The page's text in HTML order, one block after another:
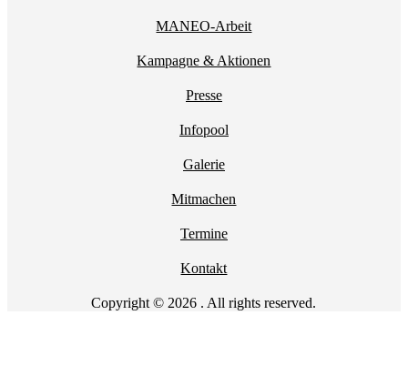
MANEO-Arbeit
Kampagne & Aktionen
Presse
Infopool
Galerie
Mitmachen
Termine
Kontakt
Copyright © 2026 . All rights reserved.